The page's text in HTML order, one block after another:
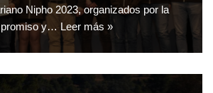
Nipho 2023, organizados por la
y… Leer más »